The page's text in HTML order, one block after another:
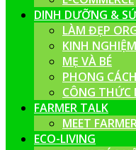
DINH DƯỠNG &
LÀM ĐẸP
KINH
MẸ VÀ BÉ
PHONG
CÔNG THỨC
FARMER TALK
MEET
ECO-LIVING